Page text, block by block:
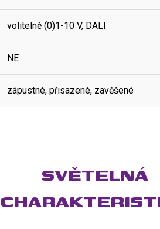
volitelně (0)1-10 V, DALI
NE
zápustné, přisazené, zavěšené
SVĚTELNÁ